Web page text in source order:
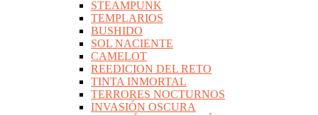
STEAMPUNK
TEMPLARIOS
BUSHIDO
SOL NACIENTE
CAMELOT
REEDICION DEL RETO
TINTA INMORTAL
TERRORES NOCTURNOS
INVASIÓN OSCURA